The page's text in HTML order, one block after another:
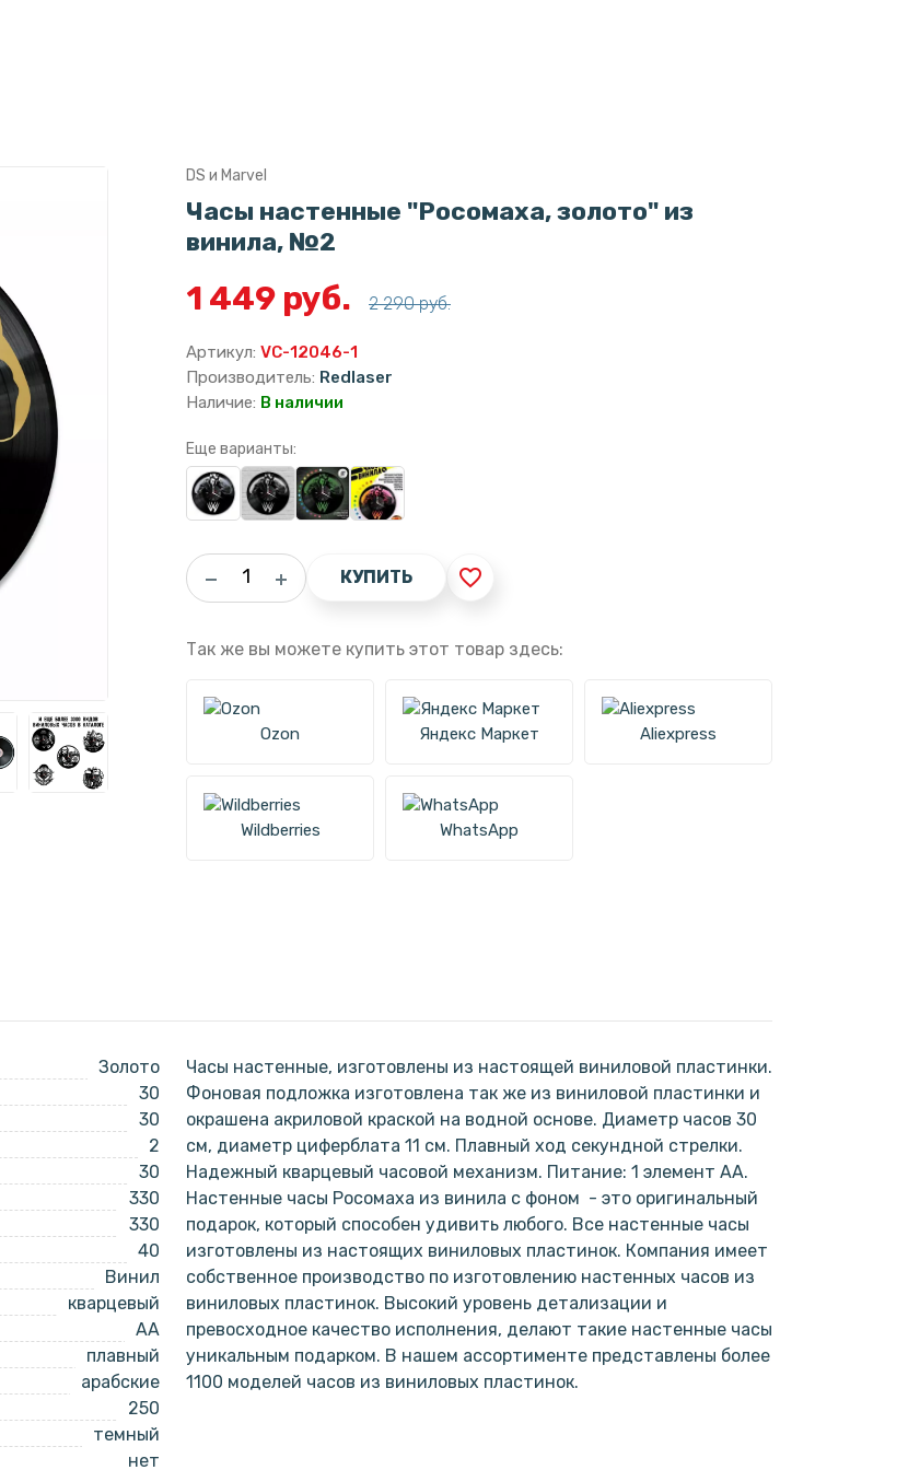
DS и Marvel
Часы настенные "Росомаха, золото" из
винила, №2
1 449 руб. 2 290 руб.
Артикул: VC-12046-1
Производитель: Redlaser
Наличие: В наличии
Еще варианты:
КУПИТЬ favorite_border
Так же вы можете купить этот товар здесь:
Ozon Яндекс Маркет Aliexpress
Wildberries WhatsApp
Золото
30
30
2
30
330
330
40
Винил
кварцевый
AA
плавный
арабские
250
темный
нет
Часы настенные, изготовлены из настоящей виниловой пластинки.
Фоновая подложка изготовлена так же из виниловой пластинки и
окрашена акриловой краской на водной основе. Диаметр часов 30
см, диаметр циферблата 11 см. Плавный ход секундной стрелки.
Надежный кварцевый часовой механизм. Питание: 1 элемент АА.
Настенные часы Росомаха из винила с фоном - это оригинальный
подарок, который способен удивить любого. Все настенные часы
изготовлены из настоящих виниловых пластинок. Компания имеет
собственное производство по изготовлению настенных часов из
виниловых пластинок. Высокий уровень детализации и
превосходное качество исполнения, делают такие настенные часы
уникальным подарком. В нашем ассортименте представлены более
1100 моделей часов из виниловых пластинок.